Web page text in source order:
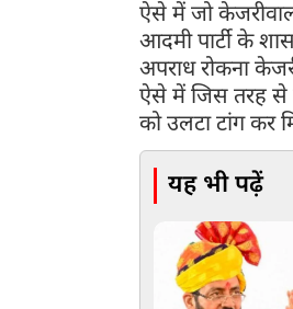
ऐसे में जो
आदमी पार्टी के
अपराध रोकना
ऐसे में जिस तरह से
को उलटा टांग कर
यह भी पढ़ें